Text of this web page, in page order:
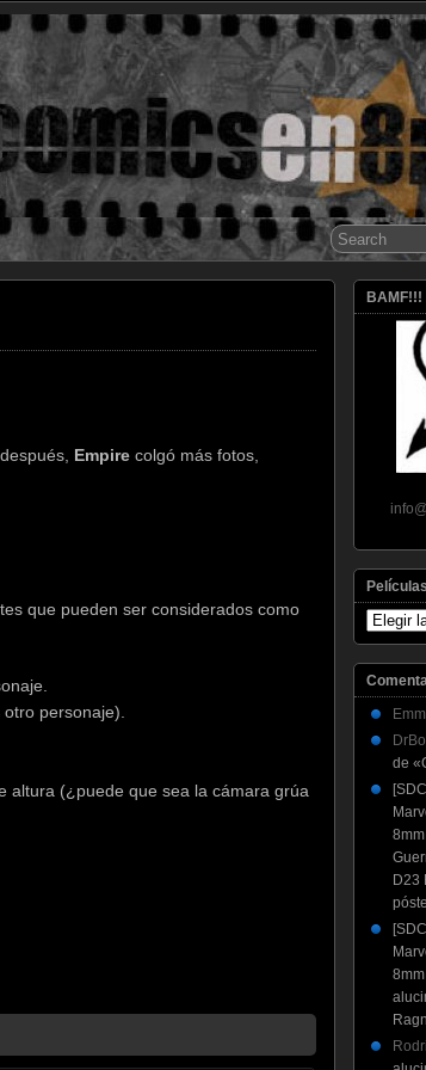
en 8mm
Empire colgó más fotos,
que pueden ser considerados como
personaje).
altura (¿puede que sea la cámara grúa
BAMF!!!
Películas
Películas
de
8mm
D23
8mm